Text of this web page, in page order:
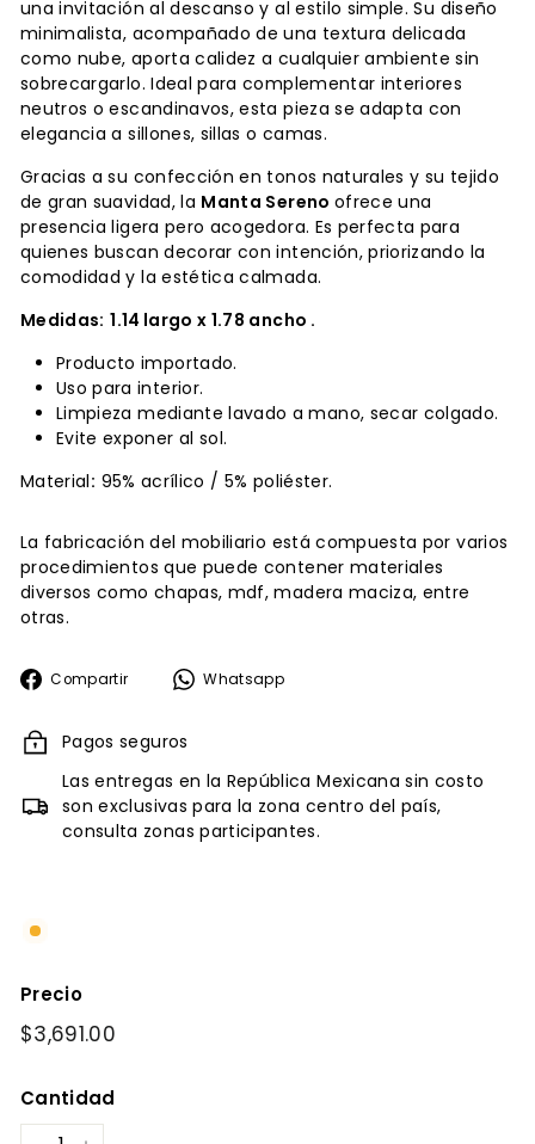
una invitación al descanso y al estilo simple. Su diseño
minimalista, acompañado de una textura delicada
como nube, aporta calidez a cualquier ambiente sin
sobrecargarlo. Ideal para complementar interiores
neutros o escandinavos, esta pieza se adapta con
elegancia a sillones, sillas o camas.
Gracias a su confección en tonos naturales y su tejido
de gran suavidad, la Manta Sereno ofrece una
presencia ligera pero acogedora. Es perfecta para
quienes buscan decorar con intención, priorizando la
comodidad y la estética calmada.
Medidas: 1.14 largo x 1.78 ancho .
Producto importado.
Uso para interior.
Limpieza mediante lavado a mano, secar colgado.
Evite exponer al sol.
Material: 95% acrílico / 5% poliéster.
La fabricación del mobiliario está compuesta por varios
procedimientos que puede contener materiales
diversos como chapas, mdf, madera maciza, entre
otras.
Compartir
CompartirWhatsapp
Pagos seguros
Las entregas en la República Mexicana sin costo
son exclusivas para la zona centro del país,
consulta zonas participantes.
Precio
Precio
$3,691.00
Cantidad